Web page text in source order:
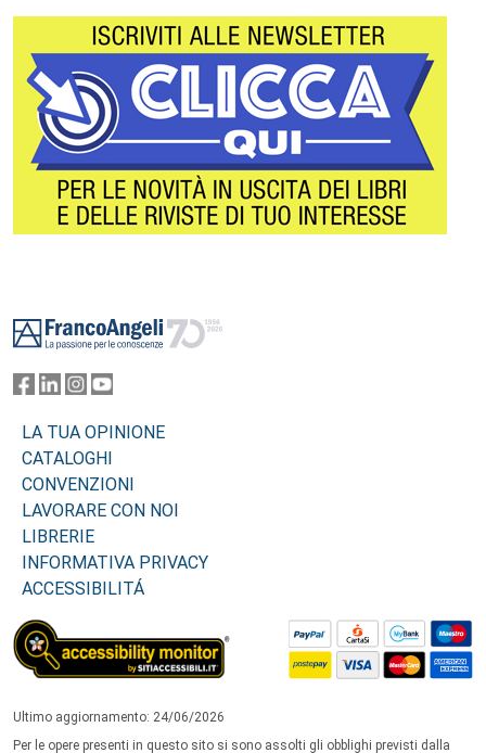
LA TUA OPINIONE
CATALOGHI
CONVENZIONI
LAVORARE CON NOI
LIBRERIE
INFORMATIVA PRIVACY
ACCESSIBILITÁ
Ultimo aggiornamento: 24/06/2026
Per le opere presenti in questo sito si sono assolti gli obblighi previsti dalla